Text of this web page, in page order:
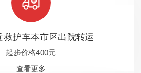
救护车本市区出院转运
起步价格400元
查看更多